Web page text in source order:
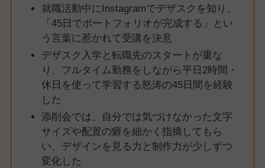
就職活動中にInstagramでデザスクを知り、
「45日でポートフォリオが完成する」とい
う言葉に惹かれて受講を決意
デザスク入学と転職先のスタートが重な
り、フルタイム勤務をしながら平日2時間・
休日を使って学習する怒涛の45日間を経験
した
添削会では、自分では気づけなかった文字
サイズや配置の癖を細かく指摘してもら
い、デザインを見る力と制作力が少しずつ
変化した